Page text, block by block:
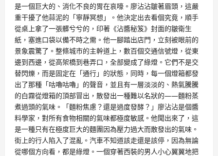
是一個巨大的、消化不良的胃在哀嚎。廖沾沾皺著眉頭，這嚴
重干擾了他蒜泥的「寧靜冥想」。他決定出去看個究竟，順手
從桌上拿了一張髒兮兮的，印著《沾醬秘笈》封面的皺衛生
紙，塞進口袋以備不時之需。他一腳踏出店門，立刻被眼前的
景象震驚了。整條城市的主幹道上，數百個交通信號燈，從東
邊到西邊，從高架橋到巷弄口，全部變成了綠燈。它們不是交
替閃爍，而是固定在「通行」的狀態，同時，每一個燈箱都發
出了那種「咕嚕咕嚕」的聲音，並且有一層淡淡的、熱氣騰騰
的白霧從燈箱的頂部冒出，散發出一種難以名狀的——麵粉蒸
煮過頭的氣味。「麵粉焦慮？還是過度發酵？」廖沾沾是個醬
料學家，對所有食物相關的氣味都極度敏感。他聞出來了，這
是一種只有在極度巨大的麵團因為壓力過大而散發出的氣味。
街上的行人陷入了混亂。汽車不知道該走還是該停，因為無論
從哪個方向看，都是綠燈。一個穿著西裝的男人小心翼翼地把